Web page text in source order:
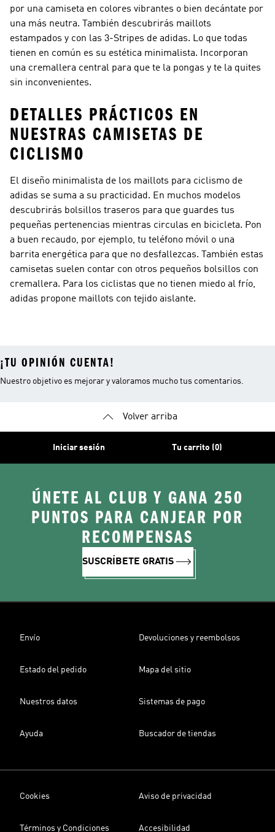
por una camiseta en colores vibrantes o bien decántate por
una más neutra. También descubrirás maillots
estampados y con las 3-Stripes de adidas. Lo que todas
tienen en común es su estética minimalista. Incorporan
una cremallera central para que te la pongas y te la quites
sin inconvenientes.
DETALLES PRÁCTICOS EN
NUESTRAS CAMISETAS DE
CICLISMO
El diseño minimalista de los maillots para ciclismo de
adidas se suma a su practicidad. En muchos modelos
descubrirás bolsillos traseros para que guardes tus
pequeñas pertenencias mientras circulas en bicicleta. Pon
a buen recaudo, por ejemplo, tu teléfono móvil o una
barrita energética para que no desfallezcas. También estas
camisetas suelen contar con otros pequeños bolsillos con
cremallera. Para los ciclistas que no tienen miedo al frío,
adidas propone maillots con tejido aislante.
¡TU OPINIÓN CUENTA!
Nuestro objetivo es mejorar y valoramos mucho tus comentarios.
Volver arriba
Iniciar sesión Tu carrito (0)
ÚNETE AL CLUB Y GANA 250
PUNTOS PARA CANJEAR POR
RECOMPENSAS
SUSCRÍBETE GRATIS
Envío Devoluciones y reembolsos
Estado del pedido Mapa del sitio
Nuestros datos Sistemas de pago
Ayuda Buscador de tiendas
Cookies Aviso de privacidad
Términos y Condiciones Accesibilidad